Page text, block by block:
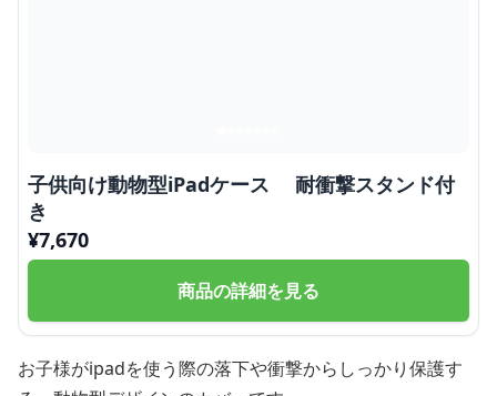
子供向け動物型iPadケース 耐衝撃スタンド付
き
¥7,670
商品の詳細を見る
お子様がipadを使う際の落下や衝撃からしっかり保護す